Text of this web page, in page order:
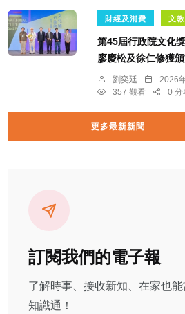
財經及消費 文教
第45屆行政院文化獎
廖慶松及徐仁修獲
劉奕廷
2026
357 觀看
0 分
更多最新新聞
訂閱我們的電子報
了解時事、接收新知、在家也能
知識通！